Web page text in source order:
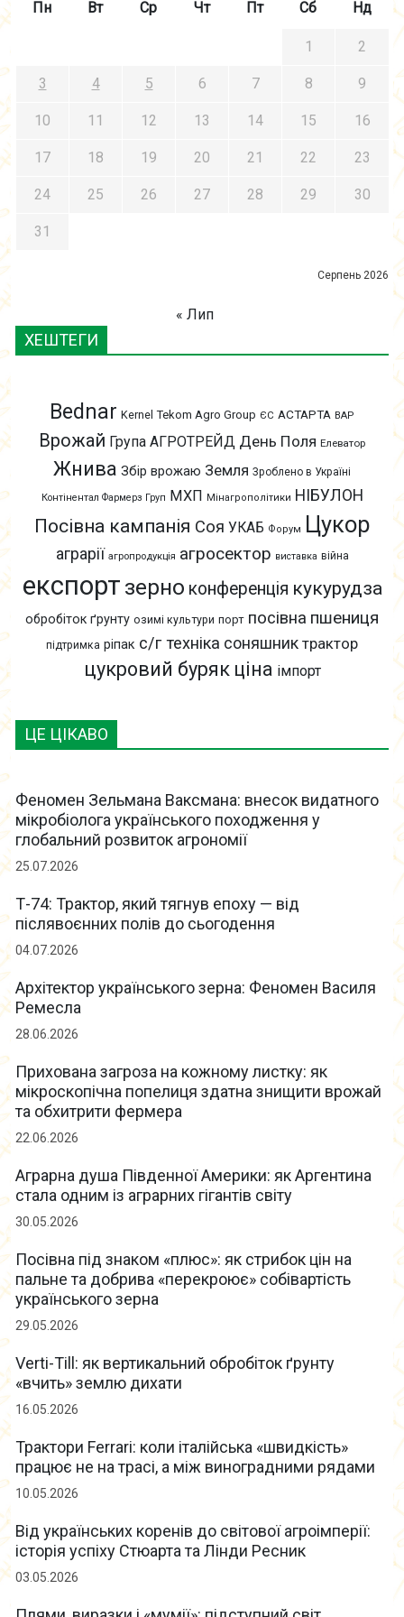
ЦЕ ЦІКАВО
Феномен Зельмана Ваксмана: внесок видатного
мікробіолога українського походження у
глобальний розвиток агрономії
25.07.2026
Т-74: Трактор, який тягнув епоху — від
післявоєнних полів до сьогодення
04.07.2026
Архітектор українського зерна: Феномен Василя
Ремесла
28.06.2026
Прихована загроза на кожному листку: як
мікроскопічна попелиця здатна знищити врожай
та обхитрити фермера
22.06.2026
Аграрна душа Південної Америки: як Аргентина
стала одним із аграрних гігантів світу
30.05.2026
Посівна під знаком «плюс»: як стрибок цін на
пальне та добрива «перекроює» собівартість
українського зерна
29.05.2026
Verti-Till: як вертикальний обробіток ґрунту
«вчить» землю дихати
16.05.2026
Трактори Ferrari: коли італійська «швидкість»
працює не на трасі, а між виноградними рядами
10.05.2026
Від українських коренів до світової агроімперії:
історія успіху Стюарта та Лінди Ресник
03.05.2026
Серпень 2026
Пн Вт Ср Чт Пт Сб Нд
1 2
3 4 5 6 7 8 9
10 11 12 13 14 15 16
17 18 19 20 21 22 23
24 25 26 27 28 29 30
31
« Лип
ХЕШТЕГИ
Bednar Kernel Tekom Agro Group ЄС АСТАРТА ВАР
Врожай Група АГРОТРЕЙД День Поля Елеватор
Жнива Збір врожаю Земля Зроблено в Україні
Контінентал Фармерз Груп МХП Мінагрополітики НІБУЛОН
Посівна кампанія Соя УКАБ Форум Цукор
аграрії агропродукція агросектор виставка війна
експорт зерно конференція кукурудза
обробіток ґрунту озимі культури порт посівна пшениця
підтримка ріпак с/г техніка соняшник трактор
цукровий буряк ціна імпорт